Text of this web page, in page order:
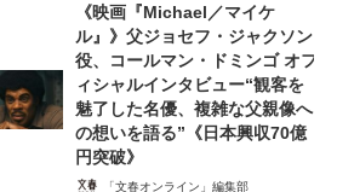
《映画『Michael／マイケ
ル』》父ジョセフ・ジャクソン
役、コールマン・ドミンゴ オフ
ィシャルインタビュー“観客を
魅了した名優、複雑な父親像へ
の想いを語る”《日本興収70億
円突破》
「文春オンライン」編集部